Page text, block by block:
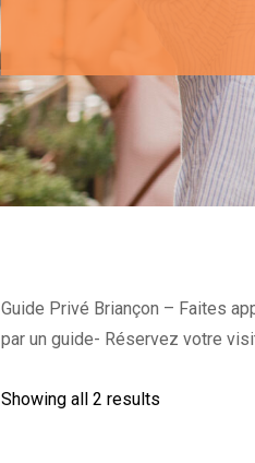
Guide Privé Briançon – Faites
par un guide- Réservez votre
Showing all 2 results